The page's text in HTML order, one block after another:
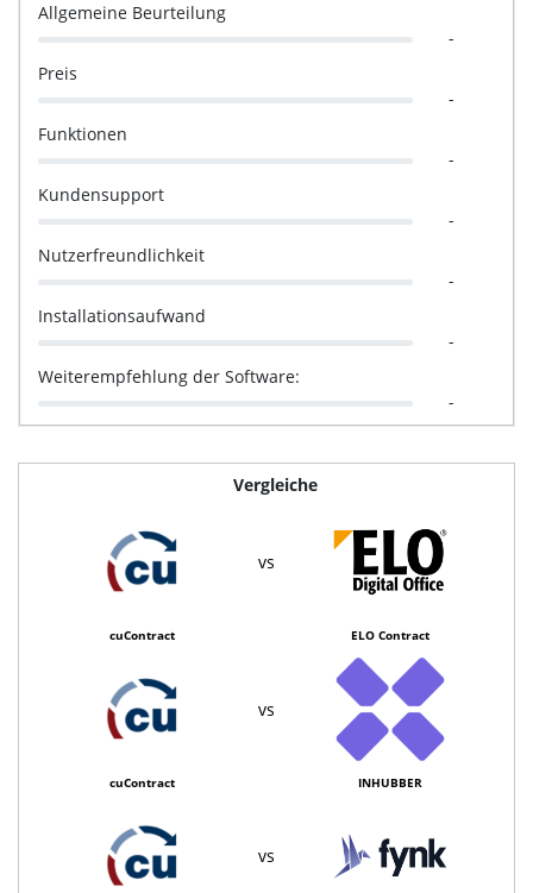
Allgemeine Beurteilung
-
Preis
-
Funktionen
-
Kundensupport
-
Nutzerfreundlichkeit
-
Installationsaufwand
-
Weiterempfehlung der Software:
-
Vergleiche
vs
cuContract ELO Contract
vs
cuContract INHUBBER
vs